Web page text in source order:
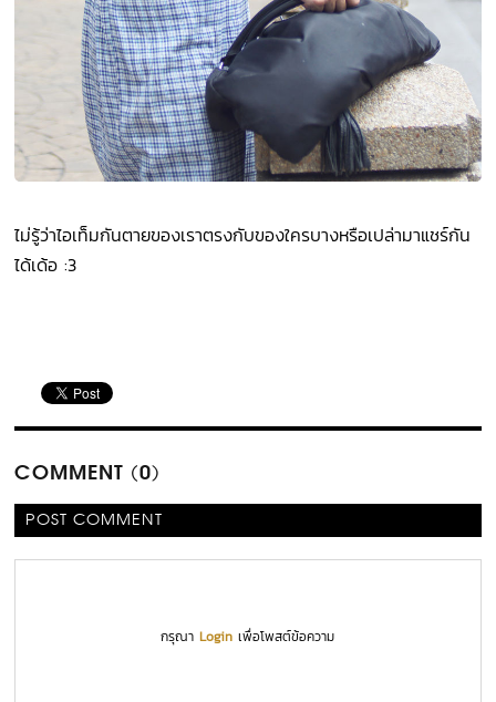
ไม่รู้ว่าไอเท็มกันตายของเราตรงกับของใครบางหรือเปล่ามาแชร์กัน
ได้เด้อ :3
COMMENT (0)
POST COMMENT
กรุณาLogin เพื่อโพสต์ข้อความ